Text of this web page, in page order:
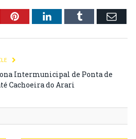
PinterestLinkedInTumblr Email
Intermunicipal de Ponta de
Cachoeira do Arari